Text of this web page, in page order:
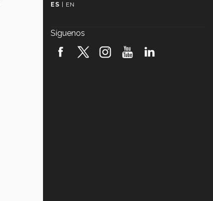
robótica FIRST 2026! (video)
ES | EN
Síguenos